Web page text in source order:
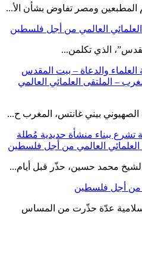
المطبعين ومصر تفاوض بشأن الأ...
العالمي من أجل فلسطين
الذي تكلمن...
العلماء والدعاة – بيت المقدس
– الملتقى العلمائي العالمي
بيني غانتس، المغرب ح...
تشرع ببناء منشأة حديدية مُطلة
العالمي من أجل فلسطين
محمد حسين، حذّر قبل أيام...
من أجل فلسطين
عدّة حذّرت من المساس